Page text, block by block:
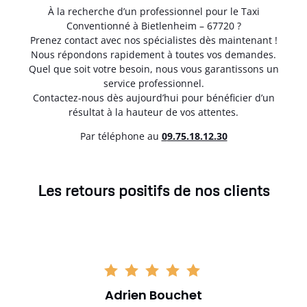
À la recherche d’un professionnel pour le Taxi
Conventionné à Bietlenheim – 67720 ?
Prenez contact avec nos spécialistes dès maintenant !
Nous répondons rapidement à toutes vos demandes.
Quel que soit votre besoin, nous vous garantissons un
service professionnel.
Contactez-nous dès aujourd’hui pour bénéficier d’un
résultat à la hauteur de vos attentes.
Par téléphone au 09.75.18.12.30
Les retours positifs de nos clients
Adrien Bouchet